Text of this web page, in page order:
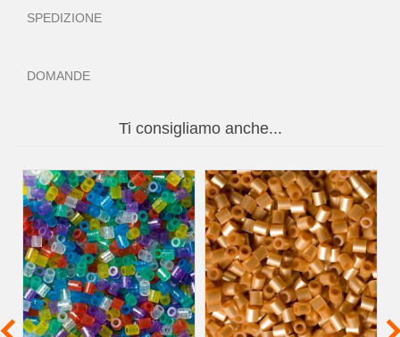
SPEDIZIONE
DOMANDE
Ti consigliamo anche...